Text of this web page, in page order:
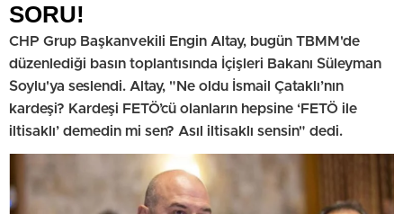
SORU!
CHP Grup Başkanvekili Engin Altay, bugün TBMM'de
düzenlediği basın toplantısında İçişleri Bakanı Süleyman
Soylu'ya seslendi. Altay, "Ne oldu İsmail Çataklı’nın
kardeşi? Kardeşi FETÖ’cü olanların hepsine ‘FETÖ ile
iltisaklı’ demedin mi sen? Asıl iltisaklı sensin" dedi.